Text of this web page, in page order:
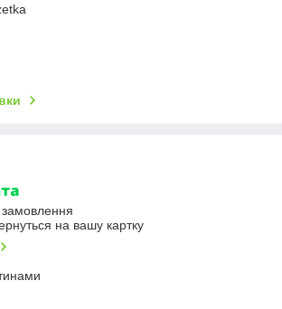
на вашу картку